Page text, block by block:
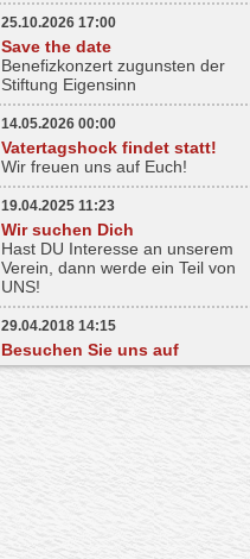
25.10.2026 17:00
Save the date
Benefizkonzert zugunsten der
Stiftung Eigensinn
14.05.2026 00:00
Vatertagshock findet statt!
Wir freuen uns auf Euch!
19.04.2025 11:23
Wir suchen Dich
Hast DU Interesse an unserem
Verein, dann werde ein Teil von
UNS!
29.04.2018 14:15
Besuchen Sie uns auf
Facebook